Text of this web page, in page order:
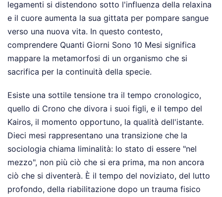
legamenti si distendono sotto l'influenza della relaxina
e il cuore aumenta la sua gittata per pompare sangue
verso una nuova vita. In questo contesto,
comprendere Quanti Giorni Sono 10 Mesi significa
mappare la metamorfosi di un organismo che si
sacrifica per la continuità della specie.
Esiste una sottile tensione tra il tempo cronologico,
quello di Crono che divora i suoi figli, e il tempo del
Kairos, il momento opportuno, la qualità dell'istante.
Dieci mesi rappresentano una transizione che la
sociologia chiama liminalità: lo stato di essere "nel
mezzo", non più ciò che si era prima, ma non ancora
ciò che si diventerà. È il tempo del noviziato, del lutto
profondo, della riabilitazione dopo un trauma fisico